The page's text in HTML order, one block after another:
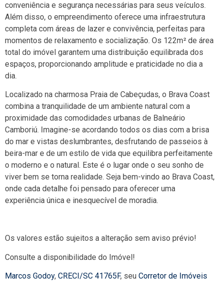
conveniência e segurança necessárias para seus veículos.
Além disso, o empreendimento oferece uma infraestrutura
completa com áreas de lazer e convivência, perfeitas para
momentos de relaxamento e socialização. Os 122m² de área
total do imóvel garantem uma distribuição equilibrada dos
espaços, proporcionando amplitude e praticidade no dia a
dia.
Localizado na charmosa Praia de Cabeçudas, o Brava Coast
combina a tranquilidade de um ambiente natural com a
proximidade das comodidades urbanas de Balneário
Camboriú. Imagine-se acordando todos os dias com a brisa
do mar e vistas deslumbrantes, desfrutando de passeios à
beira-mar e de um estilo de vida que equilibra perfeitamente
o moderno e o natural. Este é o lugar onde o seu sonho de
viver bem se torna realidade. Seja bem-vindo ao Brava Coast,
onde cada detalhe foi pensado para oferecer uma
experiência única e inesquecível de moradia.
Os valores estão sujeitos a alteração sem aviso prévio!
Consulte a disponibilidade do Imóvel!
Marcos Godoy, CRECI/SC 41765F, seu Corretor de Imóveis